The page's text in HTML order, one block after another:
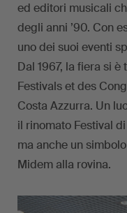
ed editori musicali
degli anni ’90. Con
uno dei suoi eventi
Dal 1967, la fiera si
Festivals et des
Costa Azzurra. Un
il rinomato Festival
ma anche un
Midem alla rovina.